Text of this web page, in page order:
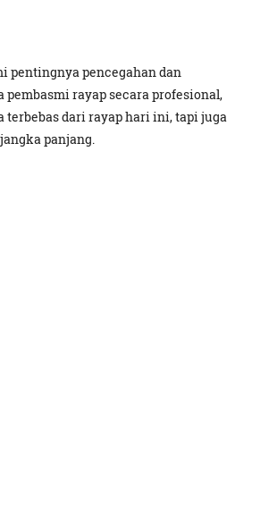
pentingnya pencegahan dan
pembasmi rayap secara profesional,
terbebas dari rayap hari ini, tapi juga
panjang.